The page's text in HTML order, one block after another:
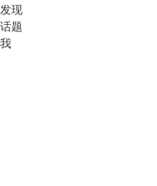
发现
话题
我